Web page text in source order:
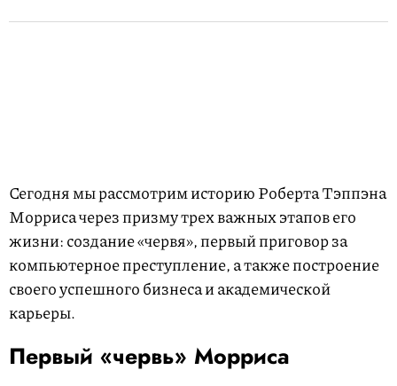
Сегодня мы рассмотрим историю Роберта Тэппэна
Морриса через призму трех важных этапов его
жизни: создание «червя», первый приговор за
компьютерное преступление, а также построение
своего успешного бизнеса и академической
карьеры.
Первый «червь» Морриса